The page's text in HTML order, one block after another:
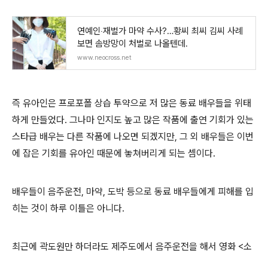
연예인‧재벌가 마약 수사?…황씨 최씨 김씨 사례
보면 솜방망이 처벌로 나올텐데.
www.neocross.net
즉 유아인은 프로포폴 상습 투약으로 저 많은 동료 배우들을 위태
하게 만들었다. 그나마 인지도 높고 많은 작품에 출연 기회가 있는
스타급 배우는 다른 작품에 나오면 되겠지만, 그 외 배우들은 이번
에 잡은 기회를 유아인 때문에 놓쳐버리게 되는 셈이다.
배우들이 음주운전, 마약, 도박 등으로 동료 배우들에게 피해를 입
히는 것이 하루 이틀은 아니다.
최근에 곽도원만 하더라도 제주도에서 음주운전을 해서 영화 <소